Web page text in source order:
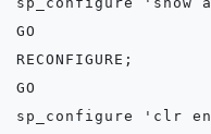
GO
RECONFIGURE;
GO
sp_configure 'clr